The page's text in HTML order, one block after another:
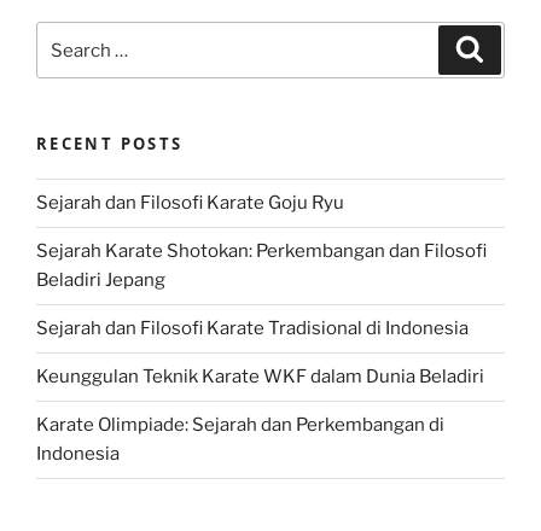
for:
RECENT POSTS
Sejarah dan Filosofi Karate Goju Ryu
Sejarah Karate Shotokan: Perkembangan dan Filosofi
Beladiri Jepang
Sejarah dan Filosofi Karate Tradisional di Indonesia
Keunggulan Teknik Karate WKF dalam Dunia Beladiri
Karate Olimpiade: Sejarah dan Perkembangan di
Indonesia